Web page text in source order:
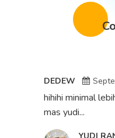
DEDEW
hihihi minimal
mas yudi...